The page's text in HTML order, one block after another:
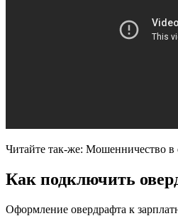
Читайте так-же: Мошенничество в
Как подключить
Оформление овердрафта к